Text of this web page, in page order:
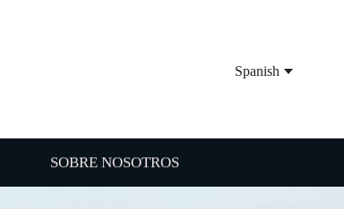
Spanish
SOBRE NOSOTROS